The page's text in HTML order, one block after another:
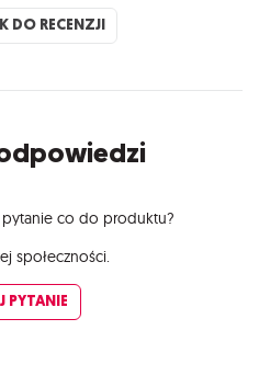
DO RECENZJI
co do produktu?
społeczności.
PYTANIE